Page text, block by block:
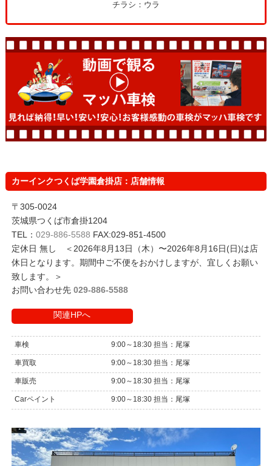
チラシ：ウラ
カーインクつくば学園倉掛店：店舗情報
〒305-0024
茨城県つくば市倉掛1204
TEL： 029-886-5588 FAX:029-851-4500
定休日 無し ＜2026年8月13日（木）〜2026年8月16日(日)は店
休日となります。期間中ご不便をおかけしますが、宜しくお願い
致します。＞
お問い合わせ先 029-886-5588
関連HPへ
車検 9:00～18:30 担当：尾塚
車買取 9:00～18:30 担当：尾塚
車販売 9:00～18:30 担当：尾塚
Carペイント 9:00～18:30 担当：尾塚